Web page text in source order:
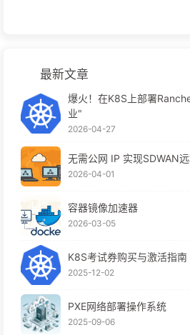
最新文章
爆火！在K8S上部署
业"
2026-04-27
无需公网 IP 实现SDWAN
2026-04-01
容器镜像加速器
2026-03-05
K8S考试券购买与激活指南
2025-12-02
PXE网络部署操作系统
2025-09-06